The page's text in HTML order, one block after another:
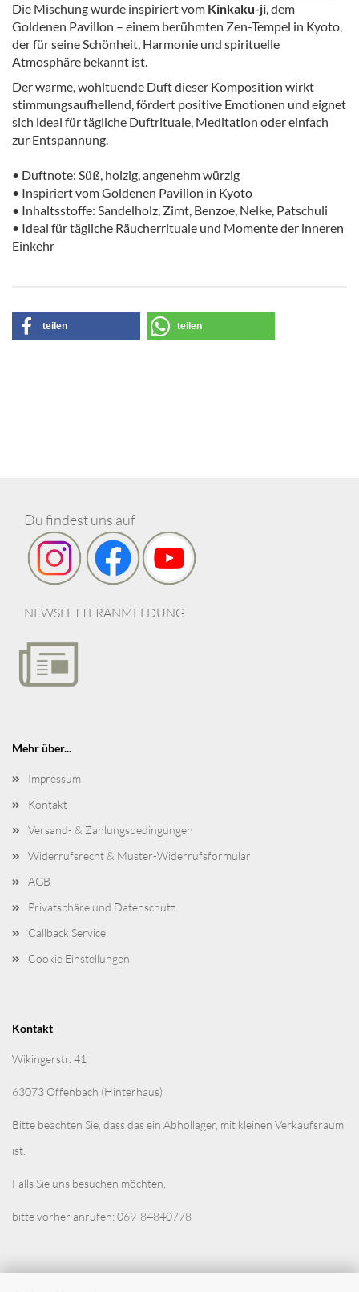
Die Mischung wurde inspiriert vom Kinkaku-ji, dem
Goldenen Pavillon – einem berühmten Zen-Tempel in Kyoto,
der für seine Schönheit, Harmonie und spirituelle
Atmosphäre bekannt ist.
Der warme, wohltuende Duft dieser Komposition wirkt
stimmungsaufhellend, fördert positive Emotionen und eignet
sich ideal für tägliche Duftrituale, Meditation oder einfach
zur Entspannung.
• Duftnote: Süß, holzig, angenehm würzig
• Inspiriert vom Goldenen Pavillon in Kyoto
• Inhaltsstoffe: Sandelholz, Zimt, Benzoe, Nelke, Patschuli
• Ideal für tägliche Räucherrituale und Momente der inneren
Einkehr
teilen teilen
Du findest uns auf
NEWSLETTERANMELDUNG
Mehr über...
Impressum
Kontakt
Versand- & Zahlungsbedingungen
Widerrufsrecht & Muster-Widerrufsformular
AGB
Privatsphäre und Datenschutz
Callback Service
Cookie Einstellungen
Kontakt
Wikingerstr. 41
63073 Offenbach (Hinterhaus)
Bitte beachten Sie, dass das ein Abhollager, mit kleinen Verkaufsraum
ist.
Falls Sie uns besuchen möchten,
bitte vorher anrufen: 069-84840778